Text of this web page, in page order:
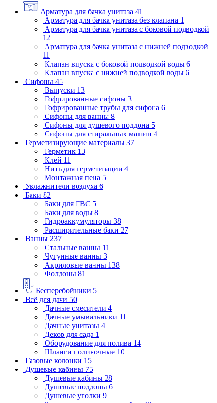
Арматура для бачка унитаза 41
Арматура для бачка унитаза без клапана 1
Арматура для бачка унитаза с боковой подводкой
12
Арматура для бачка унитаза с нижней подводкой
11
Клапан впуска с боковой подводкой воды 6
Клапан впуска с нижней подводкой воды 6
Сифоны 45
Выпуски 13
Гофрированные сифоны 3
Гофрированные трубы для сифона 6
Сифоны для ванны 8
Сифоны для душевого поддона 5
Сифоны для стиральных машин 4
Герметизирующие материалы 37
Герметик 13
Клей 11
Нить для герметизации 4
Монтажная пена 5
Увлажнители воздуха 6
Баки 82
Баки для ГВС 5
Баки для воды 8
Гидроаккумуляторы 38
Расширительные баки 27
Ванны 237
Стальные ванны 11
Чугунные ванны 3
Акриловые ванны 138
Фолдоны 81
Бесперебойники 5
Всё для дачи 50
Дачные смесители 4
Дачные умывальники 11
Дачные унитазы 4
Декор для сада 1
Оборудование для полива 14
Шланги поливочные 10
Газовые колонки 15
Душевые кабины 75
Душевые кабины 28
Душевые поддоны 6
Душевые уголки 9